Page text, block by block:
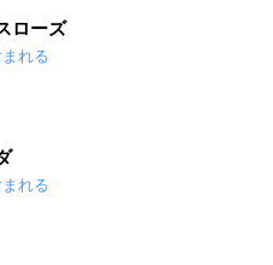
ローズ
れる
れる